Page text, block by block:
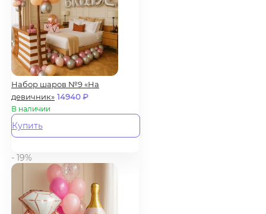
Набор шаров №9 «На
девичник» 14940₽
В наличии
Купить
- 19%